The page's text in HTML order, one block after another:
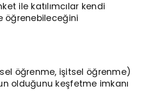
ile katılımcılar kendi
öğrenebileceğini
öğrenme, işitsel öğrenme)
olduğunu keşfetme imkanı